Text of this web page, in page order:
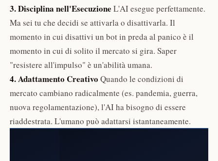
3. Disciplina nell'Esecuzione L'AI esegue perfettamente.
Ma sei tu che decidi se attivarla o disattivarla. Il
momento in cui disattivi un bot in preda al panico è il
momento in cui di solito il mercato si gira. Saper
"resistere all'impulso" è un'abilità umana.
4. Adattamento Creativo Quando le condizioni di
mercato cambiano radicalmente (es. pandemia, guerra,
nuova regolamentazione), l'AI ha bisogno di essere
riaddestrata. L'umano può adattarsi istantaneamente.